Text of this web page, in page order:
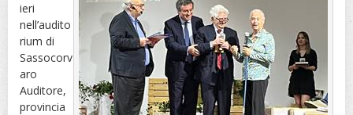
ieri
nell’audito
rium di
Sassocorv
aro
Auditore,
provincia